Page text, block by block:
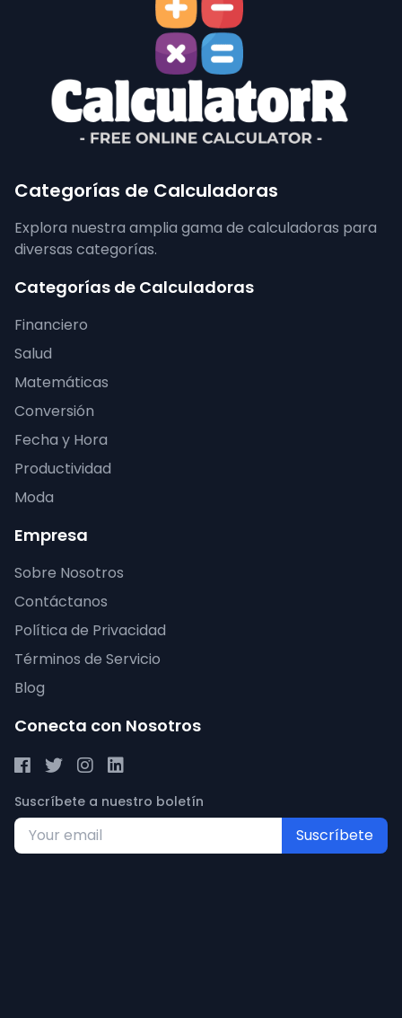
Categorías de Calculadoras
Explora nuestra amplia gama de calculadoras para
diversas categorías.
Categorías de Calculadoras
Financiero
Salud
Matemáticas
Conversión
Fecha y Hora
Productividad
Moda
Empresa
Sobre Nosotros
Contáctanos
Política de Privacidad
Términos de Servicio
Blog
Conecta con Nosotros
Suscríbete a nuestro boletín
Suscríbete